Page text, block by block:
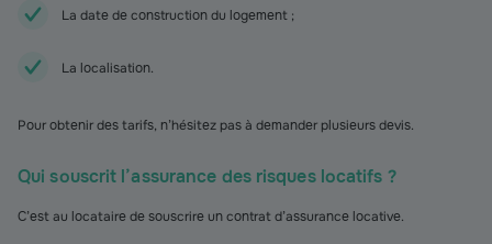
La date de construction du logement ;
La localisation.
Pour obtenir des tarifs, n’hésitez pas à demander plusieurs devis.
Qui souscrit l’assurance des risques locatifs ?
C’est au locataire de souscrire un contrat d’assurance locative.